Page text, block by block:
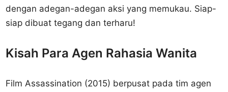
dengan adegan-adegan aksi yang memukau. Siap-
siap dibuat tegang dan terharu!
Kisah Para Agen Rahasia Wanita
Film Assassination (2015) berpusat pada tim agen